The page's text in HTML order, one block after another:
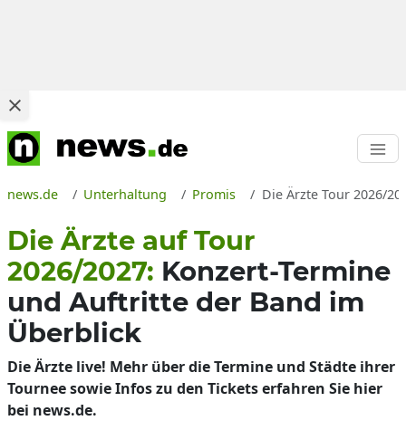
news.de Unterhaltung Promis Die Ärzte Tour 2026/
Die Ärzte auf Tour
2026/2027: Konzert-Termine
und Auftritte der Band im
Überblick
Die Ärzte live! Mehr über die Termine und Städte ihrer
Tournee sowie Infos zu den Tickets erfahren Sie hier
bei news.de.